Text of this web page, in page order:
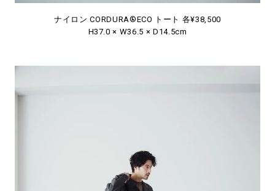
ナイロン CORDURA®ECO トート 各¥38,500
H37.0 × W36.5 × D14.5cm